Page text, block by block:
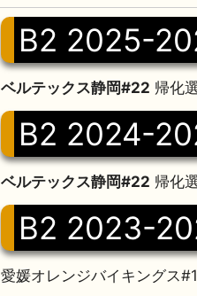
B2 2025-
ベルテックス静岡#22 帰化
B2 2024-
ベルテックス静岡#22 帰化
B2 2023-
愛媛オレンジバイキングス